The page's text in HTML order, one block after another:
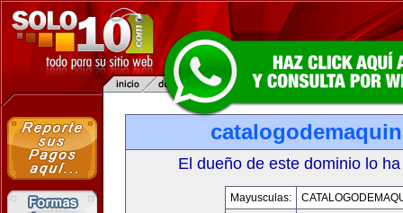
El dueño de este dominio lo
Mayusculas: